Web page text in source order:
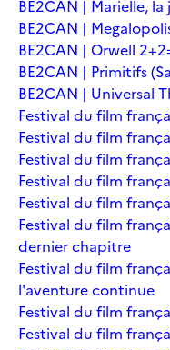
BE2CAN | Marielle,
BE2CAN |
BE2CAN | Orwell
BE2CAN | Primitifs
BE2CAN | Universal
Festival du film
Festival du film
Festival du film
Festival du film
Festival du film
Festival du film
dernier chapitre
Festival du film
l'aventure continue
Festival du film
Festival du film